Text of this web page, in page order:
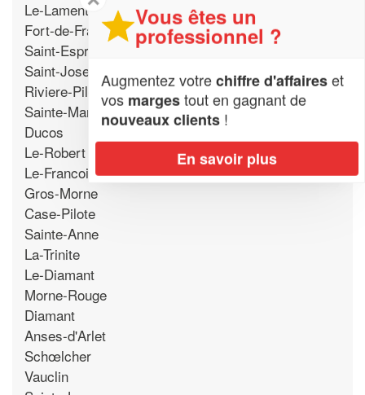
Le-Lamentin
Fort-de-France
Saint-Esprit
Saint-Joseph
Riviere-Pilote
Sainte-Marie
Ducos
Le-Robert
Le-Francois
Gros-Morne
Case-Pilote
Sainte-Anne
La-Trinite
Le-Diamant
Morne-Rouge
Diamant
Anses-d'Arlet
Schœlcher
Vauclin
Vous êtes un
professionnel ?
Augmentez votrechiffre d'affaireset
vos margestout en gagnant de
nouveaux clients !
En savoir plus